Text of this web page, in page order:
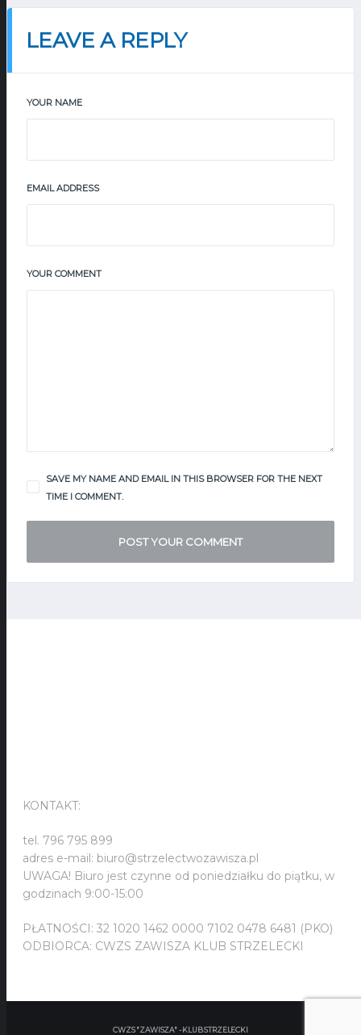
LEAVE A REPLY
YOUR NAME
EMAIL ADDRESS
YOUR COMMENT
SAVE MY NAME AND EMAIL IN THIS BROWSER FOR THE NEXT
TIME I COMMENT.
KONTAKT:
tel. 796 795 899
adres e-mail: biuro@strzelectwozawisza.pl
UWAGA! Biuro jest czynne od poniedziałku do piątku, w
godzinach 9:00-15:00
PŁATNOŚCI: 32 1020 1462 0000 7102 0478 6481 (PKO)
ODBIORCA: CWZS ZAWISZA KLUB STRZELECKI
CWZS "ZAWISZA" - KLUB STRZELECKI